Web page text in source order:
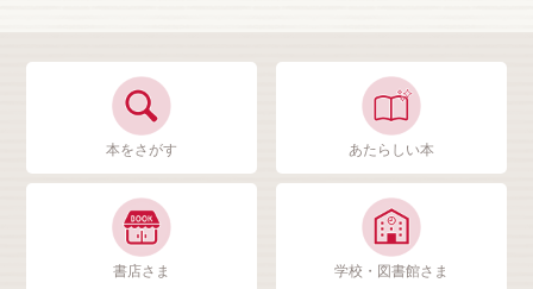
本をさがす あたらしい本
書店さま 学校・図書館さま